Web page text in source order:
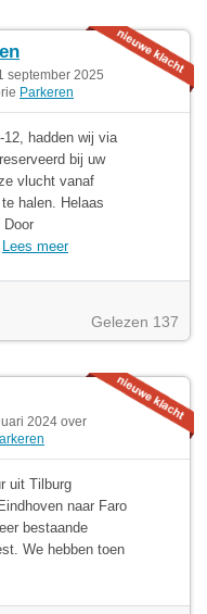
september 2025
Parkeren
12, hadden wij via
bij uw
vlucht vanaf
halen. Helaas
Door
Lees meer
Gelezen 137
2024 over
uit Tilburg
naar Faro
bestaande
We hebben toen